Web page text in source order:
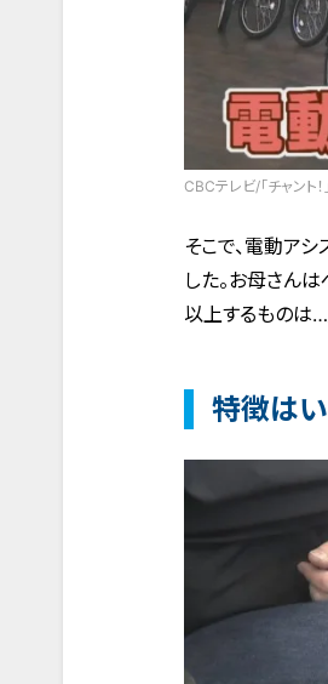
CBCテレビ/「チャント！」
そこで、電動ア
した。お母さん
以上するものは…
特徴はい